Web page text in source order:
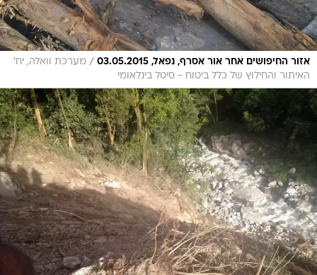
אזור החיפושים אחר אור אסרף, נפאל, 03.05.2015 / מערכת וואלה, יח'
האיתור והחילוץ של כלל ביטוח - סיטל בינלאומי